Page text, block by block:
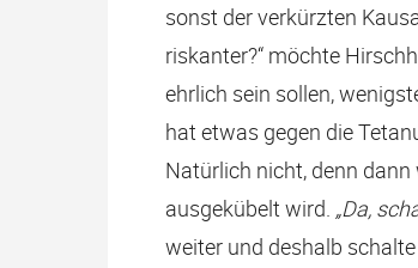
sonst der verkürzten
riskanter?“ möchte
ehrlich sein sollen,
hat etwas gegen die
Natürlich nicht, denn
ausgekübelt wird. „Da,
weiter und deshalb